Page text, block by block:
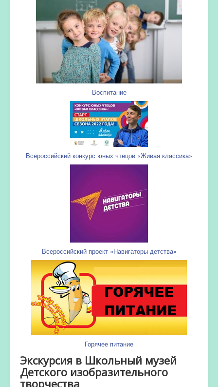
Воспитание
Всероссийский конкурс юных чтецов «Живая классика»
Всероссийский проект «Навигаторы детства»
Горячее питание
Экскурсия в Школьный музей
Детского изобразительного
творчества